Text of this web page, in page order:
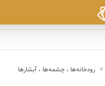
رودخانه‌ها ، چشمه‌ها ، آبشارها